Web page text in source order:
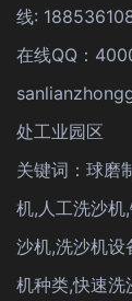
线:
在线QQ：
处工业园区
关键词：球磨
机,人工洗沙机
沙机,洗沙机设
机种类,快速洗